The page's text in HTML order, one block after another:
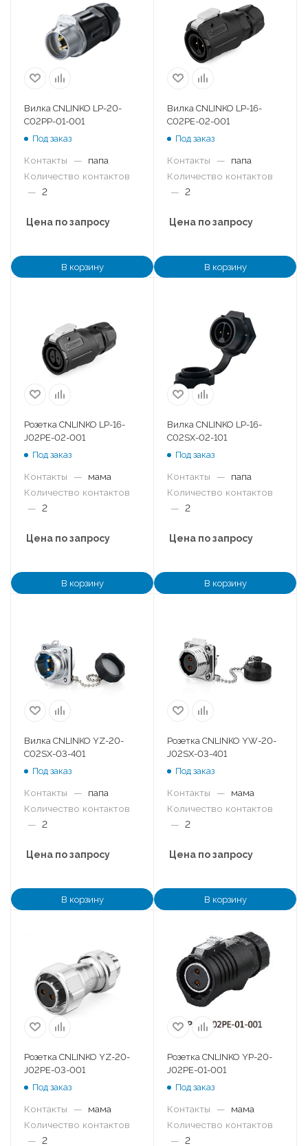
Вилка CNLINKO LP-20-
C02PP-01-001
Под заказ
Контакты —
папа
Количество контактов
— 2
Цена по запросу
В корзину
Вилка CNLINKO LP-16-
C02PE-02-001
Под заказ
Контакты —
папа
Количество контактов
— 2
Цена по запросу
В корзину
Розетка CNLINKO LP-16-
J02PE-02-001
Под заказ
Контакты —
мама
Количество контактов
— 2
Цена по запросу
В корзину
Вилка CNLINKO LP-16-
C02SX-02-101
Под заказ
Контакты —
папа
Количество контактов
— 2
Цена по запросу
В корзину
Вилка CNLINKO YZ-20-
C02SX-03-401
Под заказ
Контакты —
папа
Количество контактов
— 2
Цена по запросу
В корзину
Розетка CNLINKO YW-20-
J02SX-03-401
Под заказ
Контакты —
мама
Количество контактов
— 2
Цена по запросу
В корзину
Розетка CNLINKO YZ-20-
J02PE-03-001
Под заказ
Контакты —
мама
Количество контактов
— 2
Розетка CNLINKO YP-20-
J02PE-01-001
Под заказ
Контакты —
мама
Количество контактов
— 2